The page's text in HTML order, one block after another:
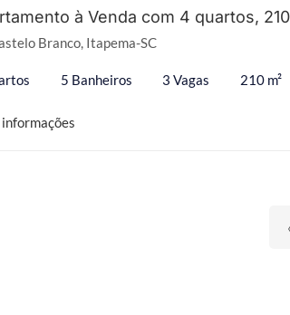
à Venda com 4 quartos,
Branco, Itapema-SC
5 Banheiros 3 Vagas 210 m²
‹